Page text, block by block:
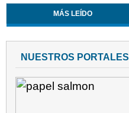
MÁS LEÍDO
NUESTROS PORTALES